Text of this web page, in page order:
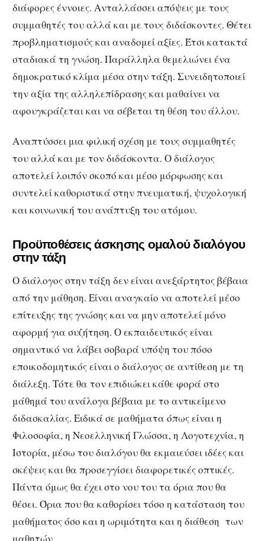
διάφορες έννοιες. Ανταλλάσσει απόψεις με τους
συμμαθητές του αλλά και με τους διδάσκοντες. Θέτει
προβληματισμούς και αναδομεί αξίες. Έτσι κατακτά
σταδιακά τη γνώση. Παράλληλα θεμελιώνει ένα
δημοκρατικό κλίμα μέσα στην τάξη. Συνειδητοποιεί
την αξία της αλληλεπίδρασης και μαθαίνει να
αφουγκράζεται και να σέβεται τη θέση του άλλου.
Αναπτύσσει μια φιλική σχέση με τους συμμαθητές
του αλλά και με τον διδάσκοντα. Ο διάλογος
αποτελεί λοιπόν σκοπό και μέσο μόρφωσης και
συντελεί καθοριστικά στην πνευματική, ψυχολογική
και κοινωνική του ανάπτυξη του ατόμου.
Προϋποθέσεις άσκησης ομαλού διαλόγου
στην τάξη
Ο διάλογος στην τάξη δεν είναι ανεξάρτητος βέβαια
από την μάθηση. Είναι αναγκαίο να αποτελεί μέσο
επίτευξης της γνώσης και να μην αποτελεί μόνο
αφορμή για συζήτηση. Ο εκπαιδευτικός είναι
σημαντικό να λάβει σοβαρά υπόψη του πόσο
εποικοδομητικός είναι ο διάλογος σε αντίθεση με τη
διάλεξη. Τότε θα τον επιδιώκει κάθε φορά στο
μάθημά του ανάλογα βέβαια με το αντικείμενο
διδασκαλίας. Ειδικά σε μαθήματα όπως είναι η
Φιλοσοφία, η Νεοελληνική Γλώσσα, η Λογοτεχνία, η
Ιστορία, μέσω του διαλόγου θα εκμαιεύσει ιδέες και
σκέψεις και θα προσεγγίσει διαφορετικές οπτικές.
Πάντα όμως θα έχει στο νου του τα όρια που θα
θέσει. Όρια που θα καθορίσει τόσο η κατάσταση του
μαθήματος όσο και η ωριμότητα και η διάθεση των
μαθητών.